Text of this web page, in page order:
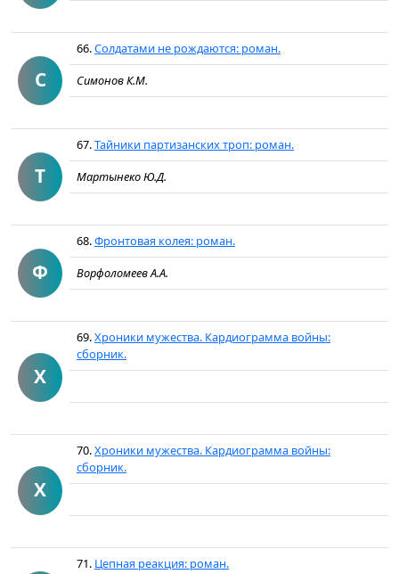
С
66.Солдатами не рождаются: роман.
Симонов К.М.
Т
67.Тайники партизанских троп: роман.
Мартынеко Ю.Д.
Ф
68.Фронтовая колея: роман.
Ворфоломеев А.А.
Х
69.Хроники мужества. Кардиограмма войны:
сборник.
Х
70.Хроники мужества. Кардиограмма войны:
сборник.
71. Цепная реакция: роман.